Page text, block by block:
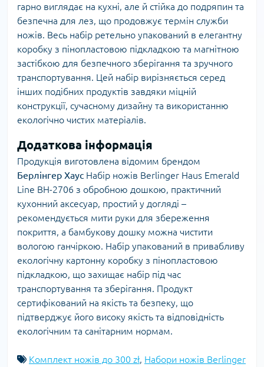
гарно виглядає на кухні, але й стійка до подряпин та
безпечна для лез, що продовжує термін служби
ножів. Весь набір ретельно упакований в елегантну
коробку з пінопластовою підкладкою та магнітною
застібкою для безпечного зберігання та зручного
транспортування. Цей набір вирізняється серед
інших подібних продуктів завдяки міцній
конструкції, сучасному дизайну та використанню
екологічно чистих матеріалів.
Додаткова інформація
Продукція виготовлена відомим брендом
Берлінгер Хаус Набір ножів Berlinger Haus Emerald
Line BH-2706 з обробною дошкою, практичний
кухонний аксесуар, простий у догляді –
рекомендується мити руки для збереження
покриття, а бамбукову дошку можна чистити
вологою ганчіркою. Набір упакований в привабливу
екологічну картонну коробку з пінопластовою
підкладкою, що захищає набір під час
транспортування та зберігання. Продукт
сертифікований на якість та безпеку, що
підтверджує його високу якість та відповідність
екологічним та санітарним нормам.
Комплект ножів до 300 zł, Набори ножів Berlinger